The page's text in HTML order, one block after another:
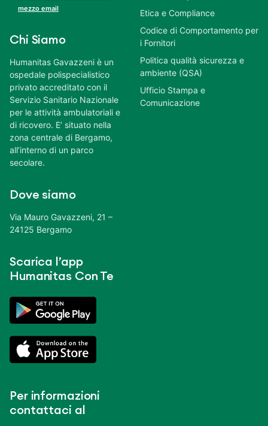
mezzo email
Chi Siamo
Humanitas Gavazzeni è un
ospedale polispecialistico
privato accreditato con il
Servizio Sanitario Nazionale
per le attività ambulatoriali e
di ricovero. E’ situato nella
zona centrale di Bergamo,
all’interno di un parco
secolare.
Dove siamo
Via Mauro Gavazzeni, 21 –
24125 Bergamo
Scarica l’app
Humanitas Con Te
Per informazioni
contattaci al
Etica e Compliance
Codice di Comportamento per
i Fornitori
Politica qualità sicurezza e
ambiente (QSA)
Ufficio Stampa e
Comunicazione